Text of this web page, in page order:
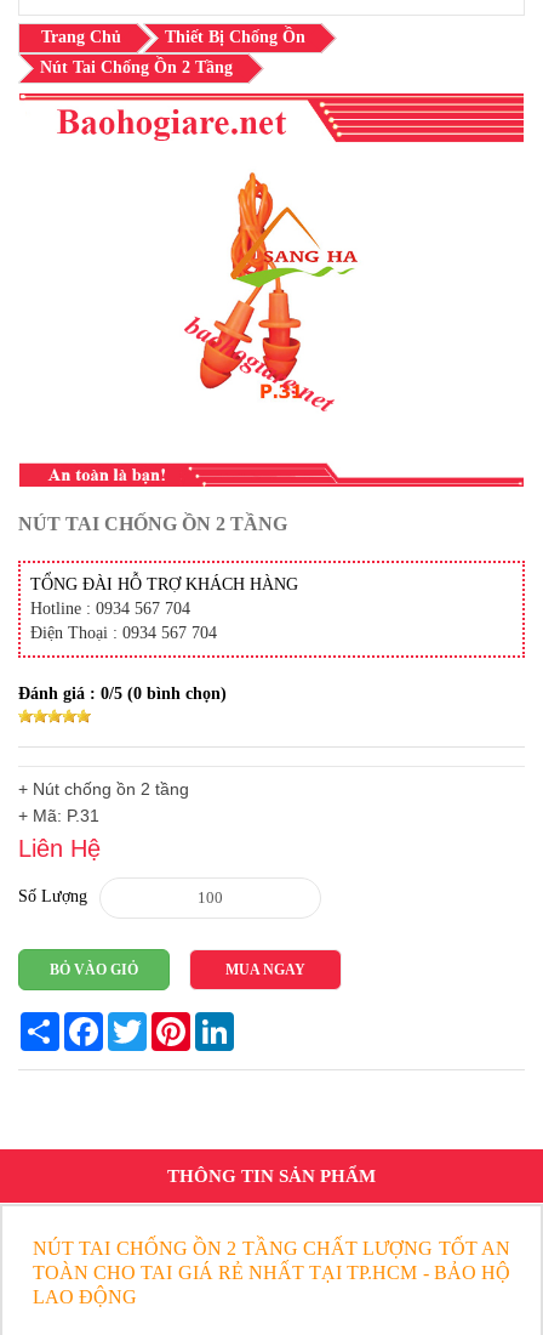
Trang Chủ
Thiết Bị Chống Ồn
Nút Tai Chống Ồn 2 Tầng
NÚT TAI CHỐNG ỒN 2 TẦNG
TỔNG ĐÀI HỖ TRỢ KHÁCH HÀNG
Hotline : 0934 567 704
Điện Thoại : 0934 567 704
Đánh giá : 0/5 (0 bình chọn)
+ Nút chống ồn 2 tầng
+ Mã: P.31
Liên Hệ
Số Lượng
BỎ VÀO GIỎ MUA NGAY
Share FacebookTwitterPinterest
THÔNG TIN SẢN PHẨM
NÚT TAI CHỐNG ỒN 2 TẦNG CHẤT LƯỢNG TỐT AN
TOÀN CHO TAI GIÁ RẺ NHẤT TẠI TP.HCM - BẢO HỘ
LAO ĐỘNG